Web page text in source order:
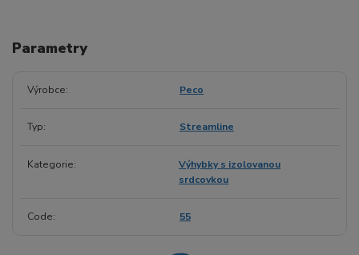
Parametry
Výrobce Peco
Typ Streamline
Kategorie
Výhybky s izolovanou
srdcovkou
Code 55